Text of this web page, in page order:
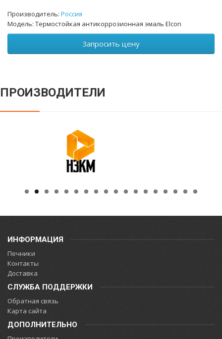
Производитель: Россия
Модель: Термостойкая антикоррозионная эмаль Elcon
Запросить цену
ПРОИЗВОДИТЕЛИ
ИНФОРМАЦИЯ
Печники
Контакты
Доставка
СЛУЖБА ПОДДЕРЖКИ
Обратная связь
Карта сайта
ДОПОЛНИТЕЛЬНО